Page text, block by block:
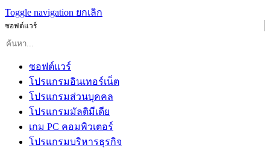
Toggle navigation ยกเลิก
ซอฟต์แวร์
ซอฟต์แวร์
โปรแกรมอินเทอร์เน็ต
โปรแกรมส่วนบุคคล
โปรแกรมมัลติมีเดีย
เกม PC คอมพิวเตอร์
โปรแกรมบริหารธุรกิจ